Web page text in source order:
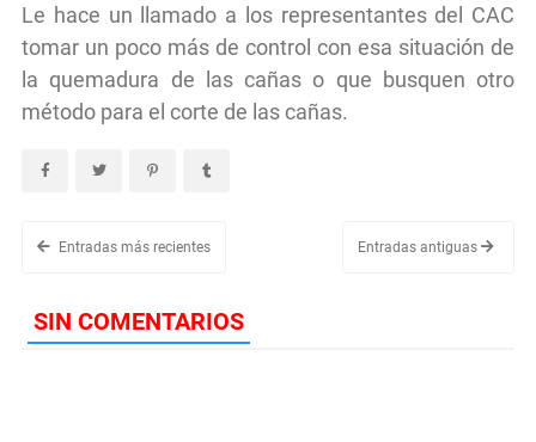
Le hace un llamado a los representantes del CAC
tomar un poco más de control con esa situación de
la quemadura de las cañas o que busquen otro
método para el corte de las cañas.
Entradas más recientes Entradas antiguas
SIN COMENTARIOS